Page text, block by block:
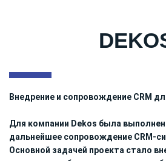
Внедрение и сопровождение CRM
Для компании Dekos была
дальнейшее сопровождение CRM-
Основной задачей проекта стало